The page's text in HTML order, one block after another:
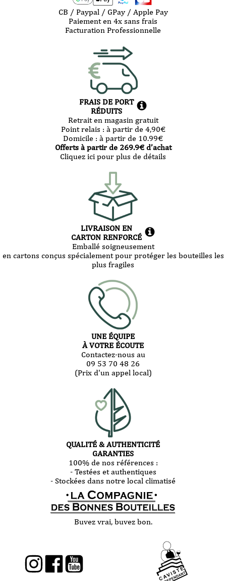
CB / Paypal / GPay / Apple Pay
Paiement en 4x sans frais
Facturation Professionnelle
FRAIS DE PORT
RÉDUITS
Retrait en magasin gratuit
Point relais : à partir de 4,90€
Domicile : à partir de 10.99€
Offerts à partir de 269.9€ d’achat
Cliquez ici pour plus de détails
LIVRAISON EN
CARTON RENFORCÉ
Emballé soigneusement
en cartons conçus spécialement pour protéger les bouteilles les
plus fragiles
UNE ÉQUIPE
À VOTRE ÉCOUTE
Contactez-nous au
09 53 70 48 26
(Prix d'un appel local)
QUALITÉ & AUTHENTICITÉ
GARANTIES
100% de nos références :
- Testées et authentiques
- Stockées dans notre local climatisé
Buvez vrai, buvez bon.